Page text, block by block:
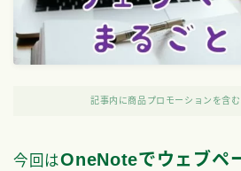
記事内に商品プロモーションを含
今回はOneNoteでウェブペ